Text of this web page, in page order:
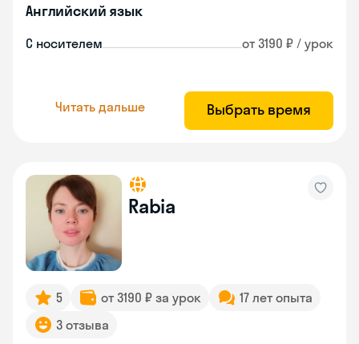
Английский язык
С носителем от 3190 ₽ / урок
Читать дальше Выбрать время
Rabia
5 от 3190 ₽ за урок
17 лет опыта
3 отзыва